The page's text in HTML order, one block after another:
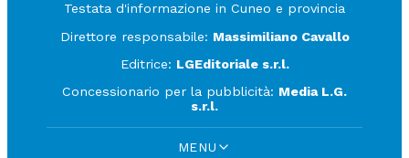
Testata d'informazione in Cuneo e provincia
Direttore responsabile: Massimiliano Cavallo
Editrice: LGEditoriale s.r.l.
Concessionario per la pubblicità: Media L.G.
s.r.l.
MENU